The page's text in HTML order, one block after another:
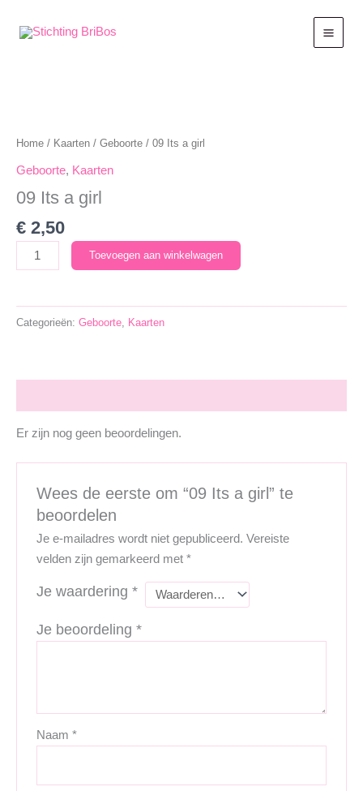
naar
Home / Kaarten / Geboorte / 09 Its a girl
Geboorte, Kaarten
09 Its a girl
€ 2,50
Its
girl
aantal
Toevoegen aan winkelwagen
Categorieën: Geboorte Kaarten
Er zijn nog geen beoordelingen.
Wees de eerste om “09 Its a girl” te
beoordelen
Je e-mailadres wordt niet gepubliceerd. Vereiste
velden zijn gemarkeerd met*
Je waardering*
Je beoordeling*
Naam*